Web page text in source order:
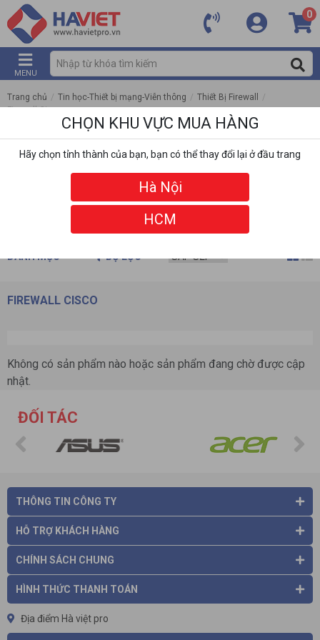
0
MENU
Trang chủ / Tin học-Thiết bị mạng-Viễn thông / Thiết Bị Firewall
/
Firewall Cisco
DANH MỤC BỘ LỌC
FIREWALL CISCO
Không có sản phẩm nào hoặc sản phẩm đang chờ được cập
nhật.
ĐỐI TÁC
THÔNG TIN CÔNG TY
HỖ TRỢ KHÁCH HÀNG
CHÍNH SÁCH CHUNG
HÌNH THỨC THANH TOÁN
Địa điểm Hà việt pro
CHỌN KHU VỰC MUA HÀNG
Hãy chọn tỉnh thành của bạn, bạn có thể thay đổi lại ở đầu trang
Hà Nội
HCM